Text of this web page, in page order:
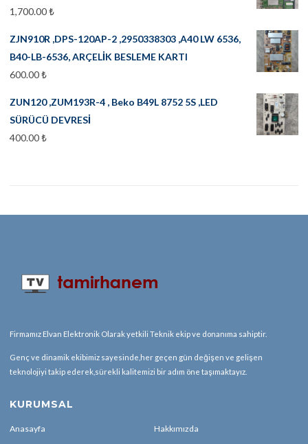
1,700.00₺
ZJN910R ,DPS-120AP-2 ,2950338303 ,A40 LW 6536,
B40-LB-6536, ARÇELİK BESLEME KARTI
600.00₺
ZUN120 ,ZUM193R-4 , Beko B49L 8752 5S ,LED
SÜRÜCÜ DEVRESİ
400.00₺
Firmamız Elvan Elektronik Olarak yetkili Teknik ekip ve donanıma sahiptir.
Genç ve dinamik ekibimiz sayesinde,her geçen gün değişen ve gelişen
teknolojiyi takip ederek,sürekli kalitemizi bir adım öne taşımaktayız.
KURUMSAL
Anasayfa Hakkımızda